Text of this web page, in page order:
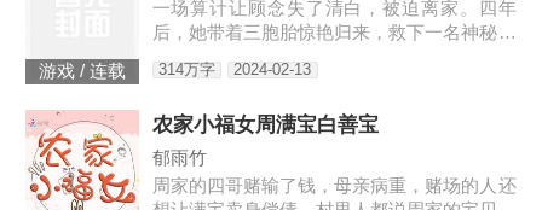
游戏 / 连载
一场算计让顾念失了清白，被迫离家。四年
后，她带着三胞胎惊艳归来，救下一名神秘男
她求负责。“你救了我，我以身相许。”三胞胎
鉴定，“乖，我是你们的亲爹。”顾念抚额，带
着三胞胎就跑路……外界传闻，商界霸主陆寒
沉被一个单亲妈妈缠上了，坐等顾念被甩。殊
不知霸总每晚都在哄：“乖，都怀上二胎...
314万字 2024-02-13
农家小福女周满宝白善宝
郁雨竹
周家的四哥赌输了钱，母亲病重，赌场的人还